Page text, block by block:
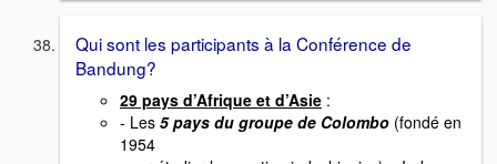
Qui sont les participants à la Conférence de
Bandung?
29 pays d’Afrique et d’Asie :
- Les 5 pays du groupe de Colombo (fondé en
1954